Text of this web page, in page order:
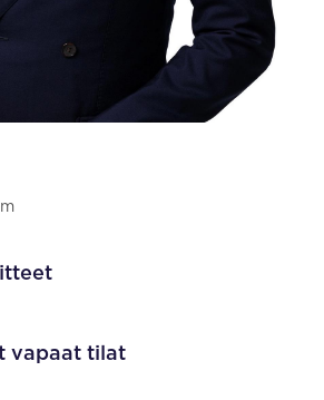
vapaat tilat